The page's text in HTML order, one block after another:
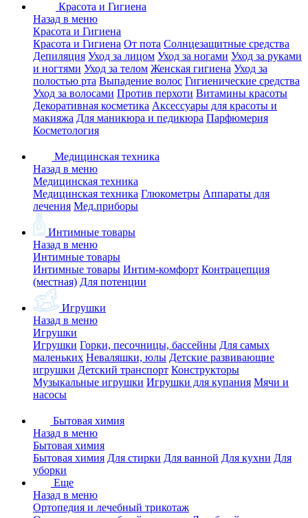
Красота и Гигиена
Назад в меню
Красота и Гигиена
Красота и Гигиена От пота Солнцезащитные средства
Депиляция Уход за лицом Уход за ногами Уход за руками
и ногтями Уход за телом Женская гигиена Уход за
полостью рта Выпадение волос Гигиенические средства
Уход за волосами Против перхоти Витамины красоты
Декоративная косметика Аксессуары для красоты и
макияжа Для маникюра и педикюра Парфюмерия
Косметология
Медицинская техника
Назад в меню
Медицинская техника
Медицинская техника Глюкометры Аппараты для
лечения Мед.приборы
Интимные товары
Назад в меню
Интимные товары
Интимные товары Интим-комфорт Контрацепция
(местная) Для потенции
Игрушки
Назад в меню
Игрушки
Игрушки Горки, песочницы, бассейны Для самых
маленьких Неваляшки, юлы Детские развивающие
игрушки Детский транспорт Конструкторы
Музыкальные игрушки Игрушки для купания Мячи и
насосы
Бытовая химия
Назад в меню
Бытовая химия
Бытовая химия Для стирки Для ванной Для кухни Для
уборки
Еще
Назад в меню
Ортопедия и лечебный трикотаж